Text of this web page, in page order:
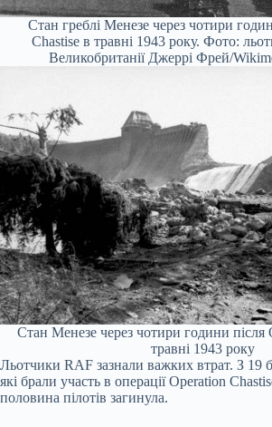
Стан греблі Менезе через чотири
Chastise в травні 1943 року. Фото:
Великобританії Джеррі Фрей/
Стан Менезе через чотири години після
травні 1943 року
Льотчики RAF зазнали важких втрат. З 19
які брали участь в операції Operation
половина пілотів загинула.